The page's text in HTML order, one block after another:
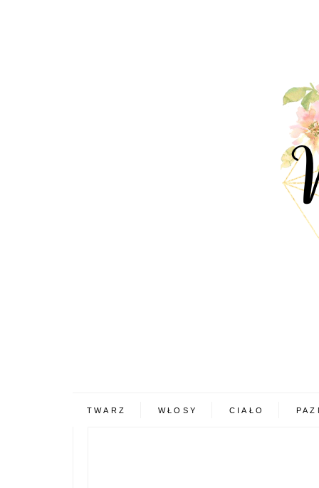
TWARZ WŁOSY CIAŁO